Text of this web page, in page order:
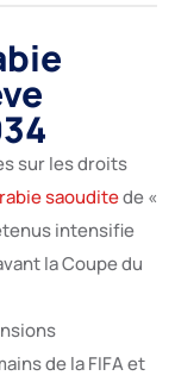
sur les droits
saouditede «
intensifie
la Coupe du
de la FIFA et